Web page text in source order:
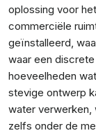
oplossing voor
commerciële
geïnstalleerd,
waar een
hoeveelheden
stevige ontwerp
water verwerken,
zelfs onder de